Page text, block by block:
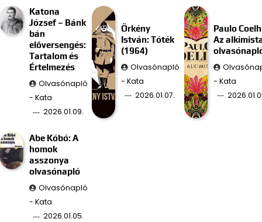
Katona
József – Bánk
bán
előversengés:
Tartalom és
Értelmezés
Olvasónapló
- Kata
2026.01.09.
Örkény
István: Tóték
(1964)
Olvasónapló
- Kata
2026.01.07.
Paulo
Az
- Kata
Abe Kóbó: A
homok
asszonya
olvasónapló
Olvasónapló
- Kata
2026.01.05.